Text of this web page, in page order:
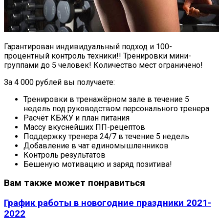
Гарантирован индивидуальный подход и 100-
процентный контроль техники!! Тренировки мини-
группами до 5 человек! Количество мест ограничено!
За 4 000 рублей вы получаете:
Тренировки в тренажёрном зале в течение 5
недель под руководством персонального тренера
Расчёт КБЖУ и план питания
Массу вкуснейших ПП-рецептов
Поддержку тренера 24/7 в течение 5 недель
Добавление в чат единомышленников
Контроль результатов
Бешеную мотивацию и заряд позитива!
Вам также может понравиться
График работы в новогодние праздники 2021-
2022